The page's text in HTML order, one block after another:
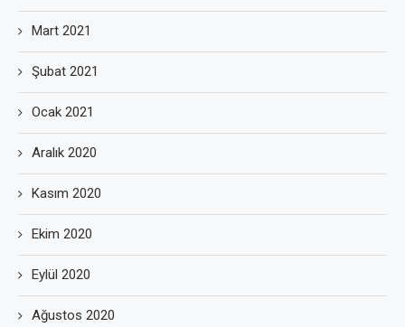
Mart 2021
Şubat 2021
Ocak 2021
Aralık 2020
Kasım 2020
Ekim 2020
Eylül 2020
Ağustos 2020